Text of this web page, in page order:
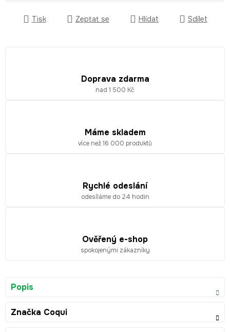
Tisk Zeptat se Hlídat Sdílet
Doprava zdarma
nad 1 500 Kč
Máme skladem
více než 16 000 produktů
Rychlé odeslání
odesíláme do 24 hodin
Ověřený e-shop
spokojenými zákazníky
Popis
Značka Coqui